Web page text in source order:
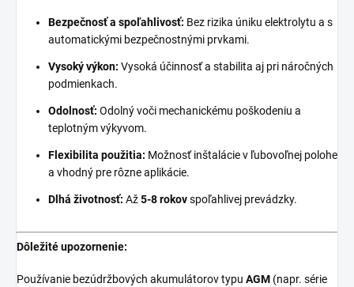
Bezpečnosť a spoľahlivosť: Bez rizika úniku elektrolytu a s
automatickými bezpečnostnými prvkami.
Vysoký výkon: Vysoká účinnosť a stabilita aj pri náročných
podmienkach.
Odolnosť: Odolný voči mechanickému poškodeniu a
teplotným výkyvom.
Flexibilita použitia: Možnosť inštalácie v ľubovoľnej polohe
a vhodný pre rôzne aplikácie.
Dlhá životnosť: Až5-8 rokovspoľahlivej prevádzky.
Dôležité upozornenie:
Používanie bezúdržbových akumulátorov typu AGM (napr. série